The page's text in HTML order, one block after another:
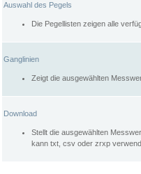
Auswahl des Pegels
Die Pegellisten zeigen alle
Ganglinien
Zeigt die ausgewählten
Download
Stellt die ausgewählten
kann txt, csv oder zrxp